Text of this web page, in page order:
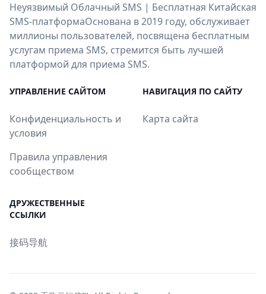
Неуязвимый Облачный SMS | Бесплатная Китайская
SMS-платформаОснована в 2019 году, обслуживает
миллионы пользователей, посвящена бесплатным
услугам приема SMS, стремится быть лучшей
платформой для приема SMS.
УПРАВЛЕНИЕ САЙТОМ
Конфиденциальность и
условия
Правила управления
сообществом
НАВИГАЦИЯ ПО САЙТУ
Карта сайта
ДРУЖЕСТВЕННЫЕ
ССЫЛКИ
接码导航